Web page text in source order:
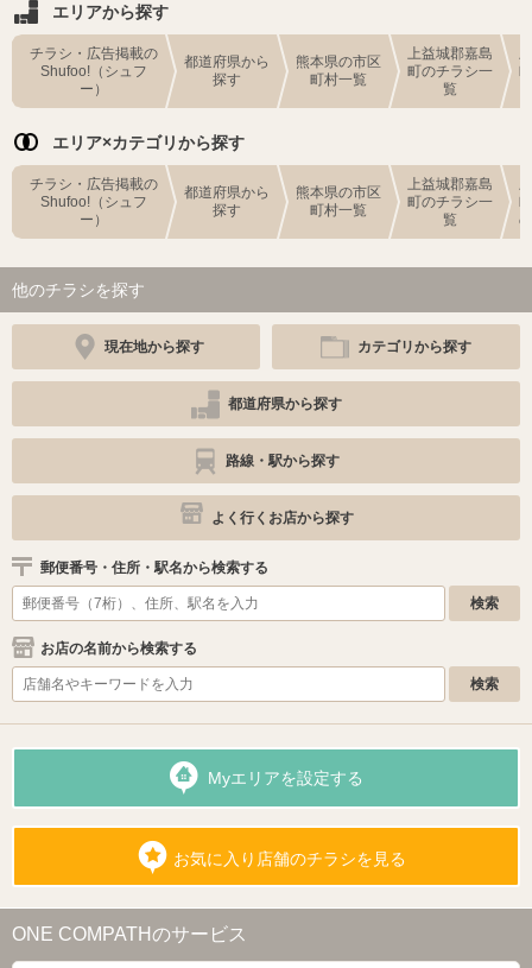
エリアから探す
チラシ・広告掲載の
Shufoo!（シュフ
ー）
都道府県から
探す
熊本県の市区
町村一覧
上益城郡嘉島
町のチラシ一
覧
エリア×カテゴリから探す
チラシ・広告掲載の
Shufoo!（シュフ
ー）
都道府県から
探す
熊本県の市区
町村一覧
上益城郡嘉島
町のチラシ一
覧
他のチラシを探す
現在地から探す カテゴリから探す
都道府県から探す
路線・駅から探す
よく行くお店から探す
郵便番号・住所・駅名から検索する
お店の名前から検索する
Myエリアを設定する
お気に入り店舗のチラシを見る
ONE COMPATHのサービス